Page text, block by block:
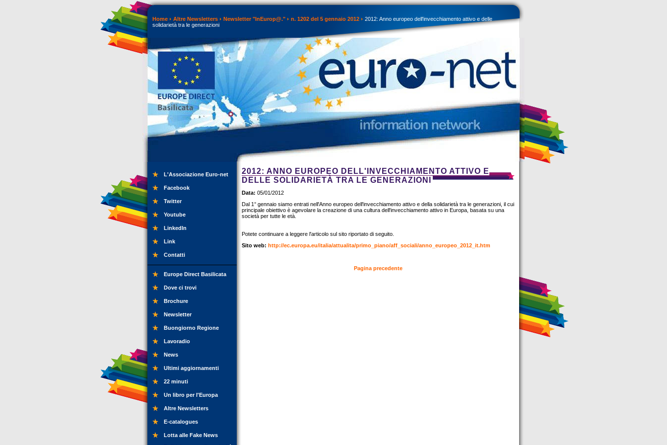
Home Altre Newsletters Newsletter "InEurop@." n. 1202 del 5 gennaio 2012
2012: Anno europeo dell'invecchiamento attivo e delle
solidarietà tra le generazioni
L'Associazione Euro-net
Facebook
Twitter
Youtube
LinkedIn
Link
Contatti
Europe Direct Basilicata
Dove ci trovi
Brochure
Newsletter
Buongiorno Regione
Lavoradio
News
Ultimi aggiornamenti
22 minuti
Un libro per l'Europa
Altre Newsletters
E-catalogues
Lotta alle Fake News
2012: ANNO EUROPEO DELL'INVECCHIAMENTO ATTIVO E
DELLE SOLIDARIETÀ TRA LE GENERAZIONI
Data: 05/01/2012
Dal 1° gennaio siamo entrati nell'Anno europeo dell'invecchiamento attivo e della solidarietà tra le generazioni, il cui
principale obiettivo è agevolare la creazione di una cultura dell'invecchiamento attivo in Europa, basata su una
società per tutte le età.
Potete continuare a leggere l'articolo sul sito riportato di seguito.
Sito web: http://ec.europa.eu/italia/attualita/primo_piano/aff_sociali/anno_europeo_2012_it.htm
Pagina precedente